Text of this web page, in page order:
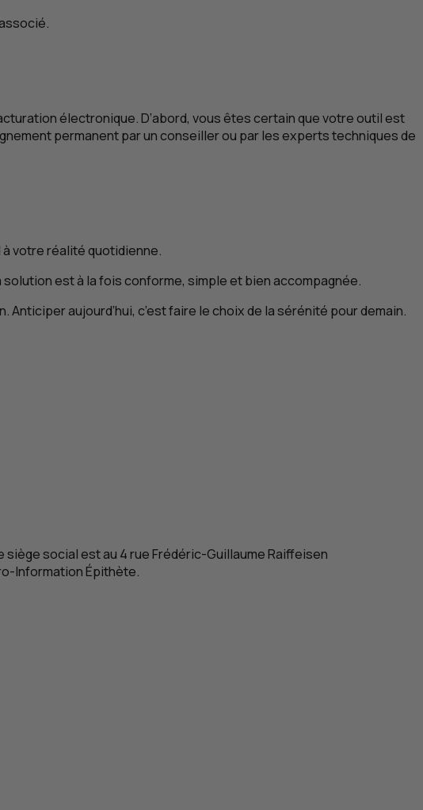
électronique. D’abord, vous êtes certain que votre outil est
permanent par un conseiller ou par les experts techniques de
à votre réalité quotidienne.
est à la fois conforme, simple et bien accompagnée.
aujourd’hui, c’est faire le choix de la sérénité pour demain.
siège social est au 4 rue Frédéric-Guillaume Raiffeisen
Information Épithète.